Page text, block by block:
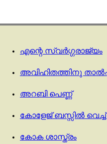
എന്റെ സ്വർഗ്ഗരാജ്യം
അവിഹിതത്തിനു
അറബി പെണ്ണ്
കോളേജ് ബസ്സിൽ
കോക ശാസ്ത്രം